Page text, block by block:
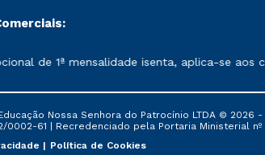
rematrícula conforme exposto no
de 1ª mensalidade isenta, aplica-se aos
Nossa Senhora do Patrocínio LTDA © 2026
0002-61 | Recredenciado pela Portaria Ministerial nº
Política de Cookies